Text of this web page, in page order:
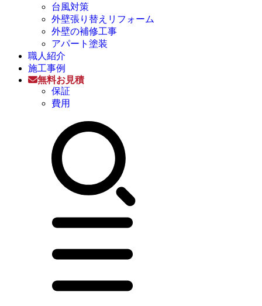
台風対策
外壁張り替えリフォーム
外壁の補修工事
アパート塗装
職人紹介
施工事例
無料お見積
保証
費用